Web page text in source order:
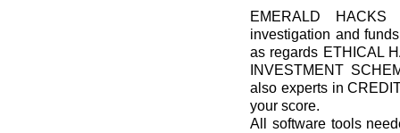
EMERALD
investigation and
as regards ETHICAL
INVESTMENT
also experts in
your score.
All software tools